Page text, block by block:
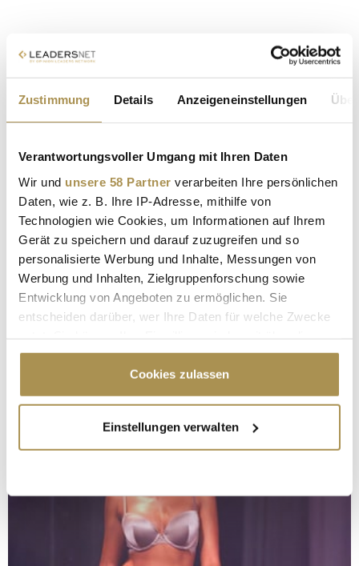
Zustimmung Details Anzeigeneinstellungen
Verantwortungsvoller Umgang mit Ihren Daten
Wir und unsere 58 Partner verarbeiten Ihre persönlichen
Daten, wie z. B. Ihre IP-Adresse, mithilfe von
Technologien wie Cookies, um Informationen auf Ihrem
Gerät zu speichern und darauf zuzugreifen und so
personalisierte Werbung und Inhalte, Messungen von
Werbung und Inhalten, Zielgruppenforschung sowie
Entwicklung von Angeboten zu ermöglichen. Sie
entscheiden darüber, wer Ihre Daten für welche Zwecke
Cookie-Erklärung oder durch Klicken auf das Privacy
Trigger Symbol ändern oder widerrufen
Informationen über Ihre geografische Lage
erfassen, welche bis auf einige Meter genau sein
bestimmten Merkmalen (Fingerprinting) identifizieren
Erfahren Sie mehr darüber, wie Ihre persönlichen Daten
verarbeitet werden, und legen Sie Ihre Präferenzen im
Cookies zulassen
Einstellungen verwalten